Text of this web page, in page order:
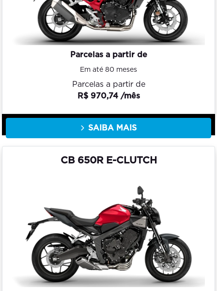
Parcelas a partir de
Em até 80 meses
Parcelas a partir de
R$ 970,74 /mês
SAIBA MAIS
CB 650R E-CLUTCH